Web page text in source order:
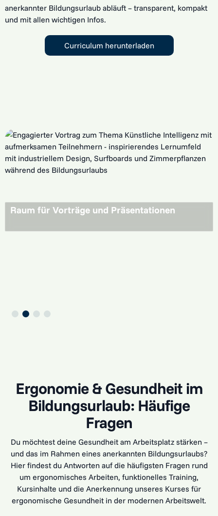
anerkannter Bildungsurlaub abläuft – transparent, kompakt
und mit allen wichtigen Infos.
Curriculum herunterladen
Raum für Vorträge und Präsentationen
Ergonomie & Gesundheit im
Bildungsurlaub: Häufige
Fragen
Du möchtest deine Gesundheit am Arbeitsplatz stärken –
und das im Rahmen eines anerkannten Bildungsurlaubs?
Hier findest du Antworten auf die häufigsten Fragen rund
um ergonomisches Arbeiten, funktionelles Training,
Kursinhalte und die Anerkennung unseres Kurses für
ergonomische Gesundheit in der modernen Arbeitswelt.